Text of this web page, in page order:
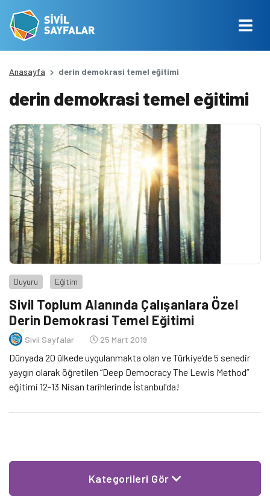
Anasayfa derin demokrasi temel eğitimi
derin demokrasi temel eğitimi
Duyuru Eğitim
Sivil Toplum Alanında Çalışanlara Özel
Derin Demokrasi Temel Eğitimi
Sivil Sayfalar 25 Mart 2019
Dünyada 20 ülkede uygulanmakta olan ve Türkiye’de 5 senedir
yaygın olarak öğretilen “Deep Democracy The Lewis Method”
eğitimi 12-13 Nisan tarihlerinde İstanbul'da!
Kategorileri Gör